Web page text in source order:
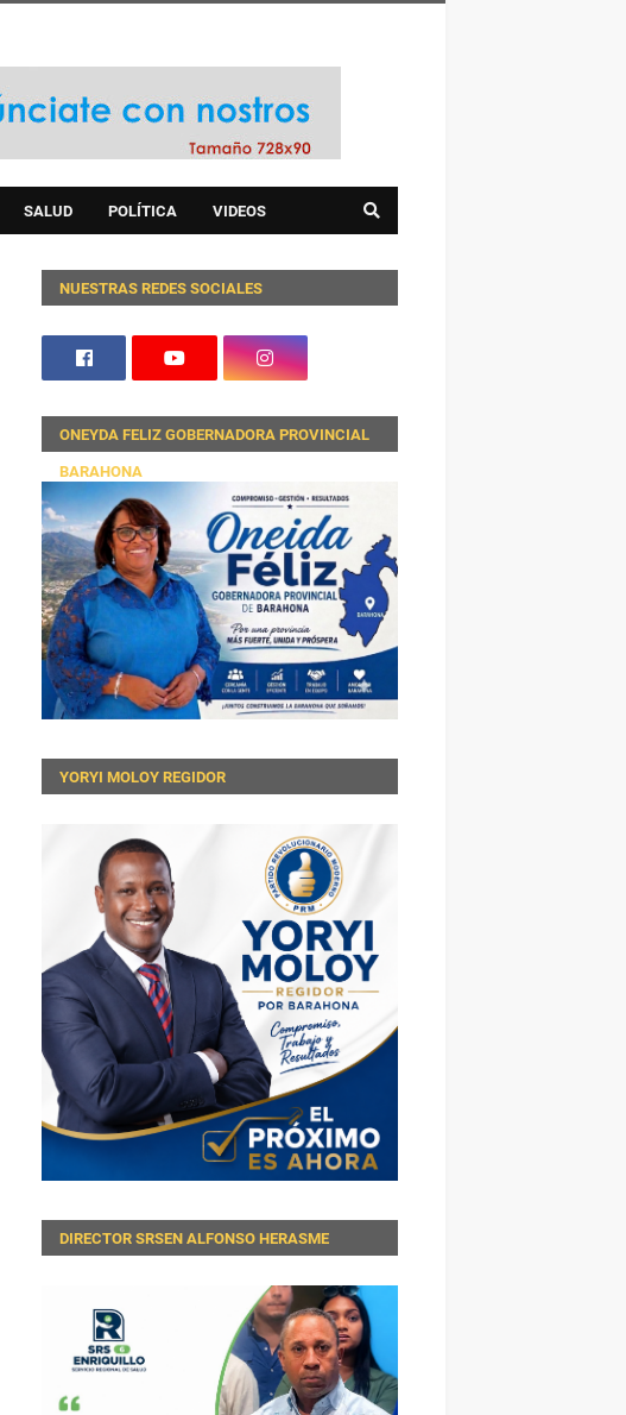
SALUD POLÍTICA VIDEOS
NUESTRAS REDES SOCIALES
ONEYDA FELIZ GOBERNADORA PROVINCIAL
BARAHONA
YORYI MOLOY REGIDOR
DIRECTOR SRSEN ALFONSO HERASME